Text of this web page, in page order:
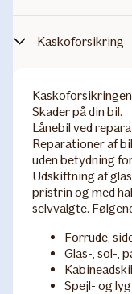
Kaskoforsikring
Skader på din bil.
Lånebil ved
Reparationer af
uden betydning
Udskiftning af
pristrin og med
selvvalgte.​
Forrude,
Glas-, sol-,
Spejl- og